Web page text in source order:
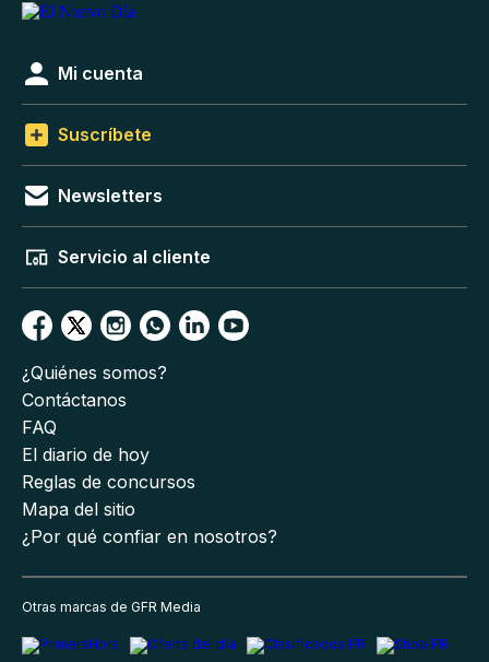
Mi cuenta
Suscríbete
Newsletters
Servicio al cliente
¿Quiénes somos?
Contáctanos
FAQ
El diario de hoy
Reglas de concursos
Mapa del sitio
¿Por qué confiar en nosotros?
Otras marcas de GFR Media